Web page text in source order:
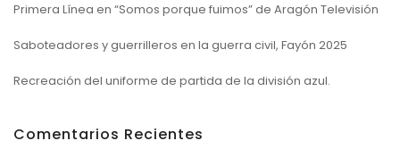
Primera Línea en “Somos porque fuimos” de Aragón Televisión
Saboteadores y guerrilleros en la guerra civil, Fayón 2025
Recreación del uniforme de partida de la división azul.
Comentarios Recientes